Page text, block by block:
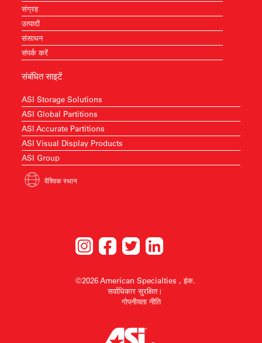
संग्रह
उत्पादों
संसाधन
संपर्क करें
संबंधित साइटें
ASI Storage Solutions
ASI Global Partitions
ASI Accurate Partitions
ASI Visual Display Products
ASI Group
वैश्विक स्थान
©2026 American Specialties , इंक.
सर्वाधिकार सुरक्षित।
गोपनीयता नीति